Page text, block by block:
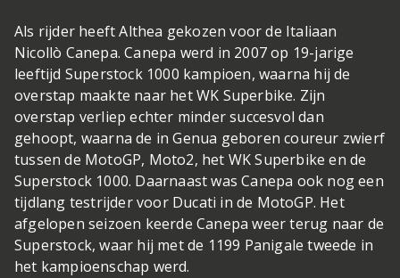
Als rijder heeft Althea gekozen voor de Italiaan
Nicollò Canepa. Canepa werd in 2007 op 19-jarige
leeftijd Superstock 1000 kampioen, waarna hij de
overstap maakte naar het WK Superbike. Zijn
overstap verliep echter minder succesvol dan
gehoopt, waarna de in Genua geboren coureur zwierf
tussen de MotoGP, Moto2, het WK Superbike en de
Superstock 1000. Daarnaast was Canepa ook nog een
tijdlang testrijder voor Ducati in de MotoGP. Het
afgelopen seizoen keerde Canepa weer terug naar de
Superstock, waar hij met de 1199 Panigale tweede in
het kampioenschap werd.